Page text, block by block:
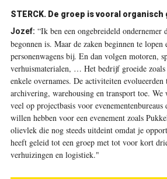
STERCK. De groep is vooral
Jozef: “Ik ben een ongebreideld ondernemer
begonnen is. Maar de zaken beginnen te lopen
personenwagens bij. En dan volgen motoren,
verhuismaterialen, … Het bedrijf groeide
enkele overnames. De activiteiten
archivering, warehousing en transport toe.
veel op projectbasis voor
willen hebben voor een evenement zoals
olievlek die nog steeds uitdeint omdat je
heeft geleid tot een groep met tot voor kort
verhuizingen en logistiek."